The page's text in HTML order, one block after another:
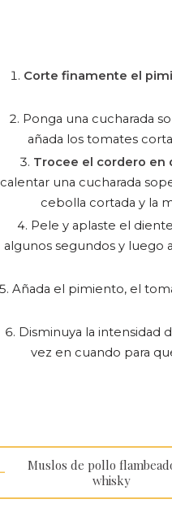
Corte finamente el
Ponga una cucharada
añada los tomates
Trocee el cordero en
calentar una cucharada
cebolla cortada y la
Pele y aplaste el
algunos segundos y luego
Añada el pimiento, el
Disminuya la intensidad
vez en cuando para
Muslos de pollo
whisky